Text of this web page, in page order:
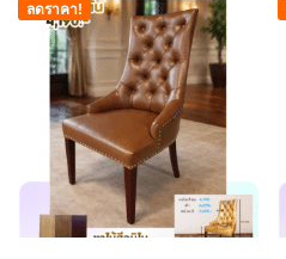
ลดราคา!